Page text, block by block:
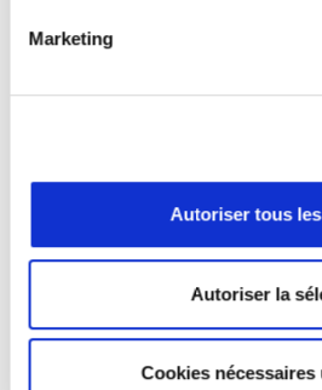
Marketing
Autoriser tous
Autoriser la
Cookies nécessaires
kilomètres
l’ensemble des
pour déterminer
correspondants.